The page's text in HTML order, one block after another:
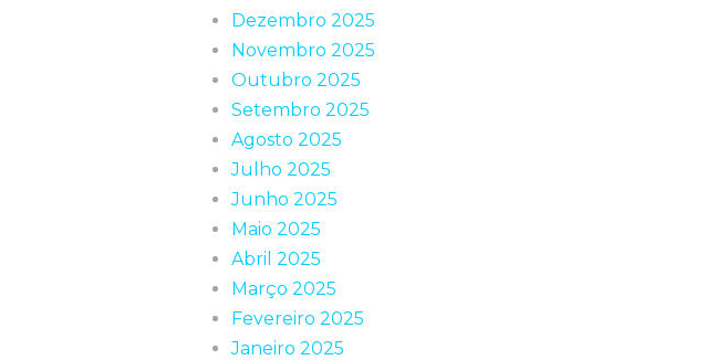
Dezembro 2025
Novembro 2025
Outubro 2025
Setembro 2025
Agosto 2025
Julho 2025
Junho 2025
Maio 2025
Abril 2025
Março 2025
Fevereiro 2025
Janeiro 2025